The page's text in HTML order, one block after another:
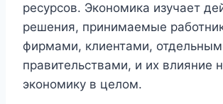
ресурсов. Экономика изучает
решения, принимаемые
фирмами, клиентами,
правительствами, и их влияние
экономику в целом.